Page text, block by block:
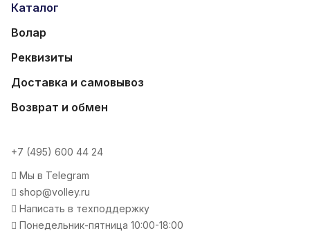
Каталог
Волар
Реквизиты
Доставка и самовывоз
Возврат и обмен
+7 (495) 600 44 24
Мы в Telegram
shop@volley.ru
Написать в техподдержку
Понедельник-пятница 10:00-18:00